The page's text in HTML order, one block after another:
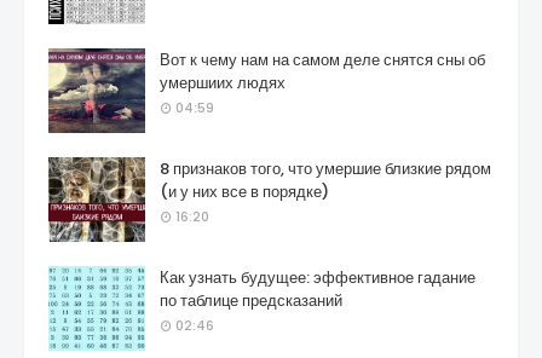
Вот к чему нам на самом деле снятся сны об
умершиих людях
04:59
8 признаков того, что умершие близкие рядом
(и у них все в порядке)
16:20
Как узнать будущее: эффективное гадание
по таблице предсказаний
02:46